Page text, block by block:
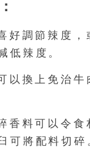
好調節辣度，
低辣度。
以換上免治牛
香料可以令食
可將配料切碎